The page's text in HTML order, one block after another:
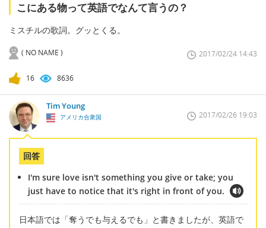
こにある物って英語でなんて言うの？
ミスチルの歌詞。グッとくる。
( NO NAME ) 2017/02/24 14:43
16 8636
Tim Young
アメリカ合衆国 2017/02/26 19:03
回答
I'm sure love isn't something you give or take; you
just have to notice that it's right in front of you.
日本語では「奪うでも与えるでも」と書きましたが、英語で